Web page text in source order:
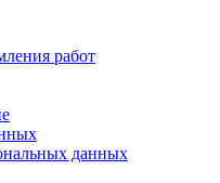
работ
данных